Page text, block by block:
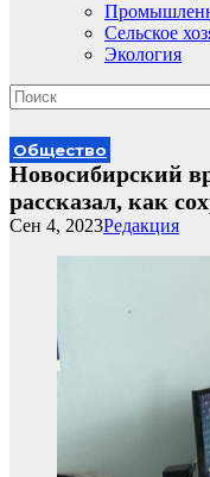
Сельское
Экология
Общество
Новосибирский
рассказал, как
Редакция
Сен 4, 2023